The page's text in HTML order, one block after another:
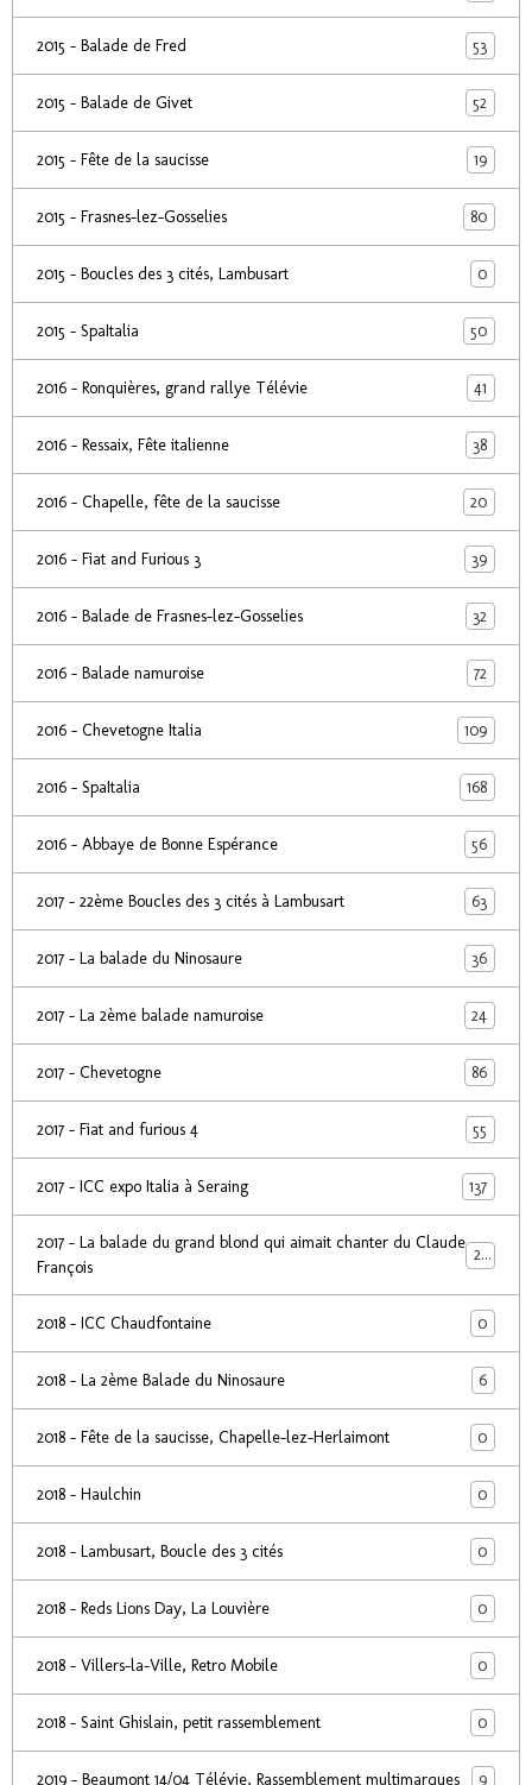
2015 - Balade de Fred 53
2015 - Balade de Givet 52
2015 - Fête de la saucisse 19
2015 - Frasnes-lez-Gosselies 80
2015 - Boucles des 3 cités, Lambusart 0
2015 - SpaItalia 50
2016 - Ronquières, grand rallye Télévie 41
2016 - Ressaix, Fête italienne 38
2016 - Chapelle, fête de la saucisse 20
2016 - Fiat and Furious 3 39
2016 - Balade de Frasnes-lez-Gosselies 32
2016 - Balade namuroise 72
2016 - Chevetogne Italia 109
2016 - SpaItalia 168
2016 - Abbaye de Bonne Espérance 56
2017 - 22ème Boucles des 3 cités à Lambusart 63
2017 - La balade du Ninosaure 36
2017 - La 2ème balade namuroise 24
2017 - Chevetogne 86
2017 - Fiat and furious 4 55
2017 - ICC expo Italia à Seraing 137
2017 - La balade du grand blond qui aimait chanter du Claude
François
24
2018 - ICC Chaudfontaine 0
2018 - La 2ème Balade du Ninosaure 6
2018 - Fête de la saucisse, Chapelle-lez-Herlaimont 0
2018 - Haulchin 0
2018 - Lambusart, Boucle des 3 cités 0
2018 - Reds Lions Day, La Louvière 0
2018 - Villers-la-Ville, Retro Mobile 0
2018 - Saint Ghislain, petit rassemblement 0
2019 - Beaumont 14/04 Télévie, Rassemblement multimarques 9